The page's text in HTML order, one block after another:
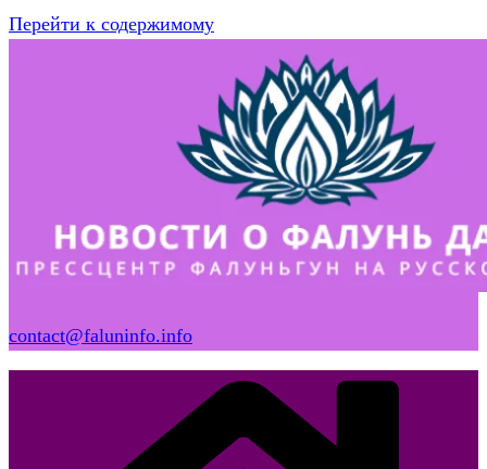
Перейти к содержимому
contact@faluninfo.info